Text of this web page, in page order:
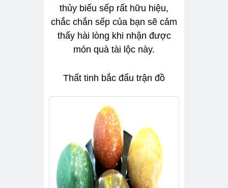
thủy biếu sếp rất hữu hiệu,
chắc chắn sếp của bạn sẽ cảm
thấy hài lòng khi nhận được
món quà tài lộc này.
Thất tinh bắc đẩu trận đồ